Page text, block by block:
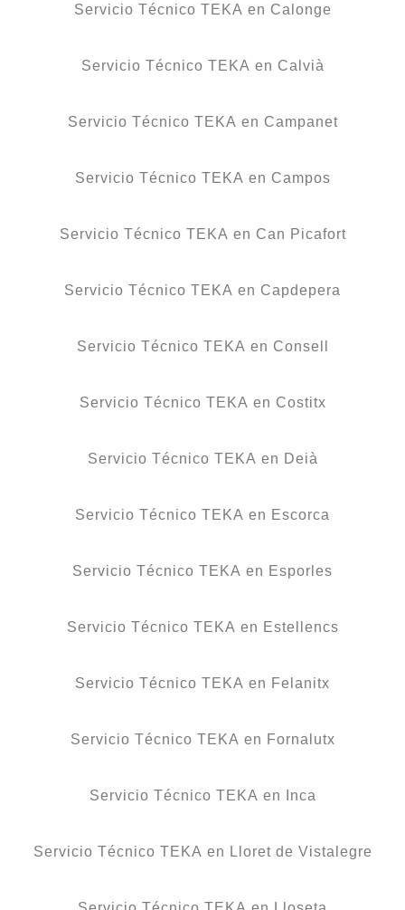
Servicio Técnico TEKA en Calonge
Servicio Técnico TEKA en Calvià
Servicio Técnico TEKA en Campanet
Servicio Técnico TEKA en Campos
Servicio Técnico TEKA en Can Picafort
Servicio Técnico TEKA en Capdepera
Servicio Técnico TEKA en Consell
Servicio Técnico TEKA en Costitx
Servicio Técnico TEKA en Deià
Servicio Técnico TEKA en Escorca
Servicio Técnico TEKA en Esporles
Servicio Técnico TEKA en Estellencs
Servicio Técnico TEKA en Felanitx
Servicio Técnico TEKA en Fornalutx
Servicio Técnico TEKA en Inca
Servicio Técnico TEKA en Lloret de Vistalegre